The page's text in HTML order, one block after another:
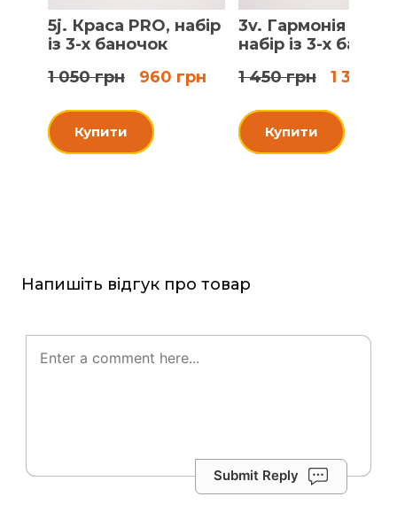
5j. Краса PRO, набір
із 3-х баночок
1 050 грн
960 грн
Купити
3v. Гармонія PRO,
набір із 3-х
1 450 грн
1 330
Купити
Напишіть відгук про товар
Submit Reply